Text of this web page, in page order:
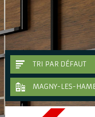
TRI PAR DÉFAUT
MAGNY-LES-